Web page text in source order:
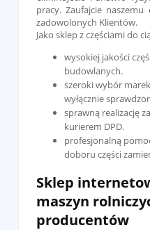
pracy. Zaufajcie naszemu
zadowolonych Klientów.
Jako sklep z częściami do
wysokiej jakości
budowlanych.
szeroki wybór
wyłącznie
sprawną realizację
kurierem DPD.
profesjonalną
doboru części
Sklep
maszyn
producentów